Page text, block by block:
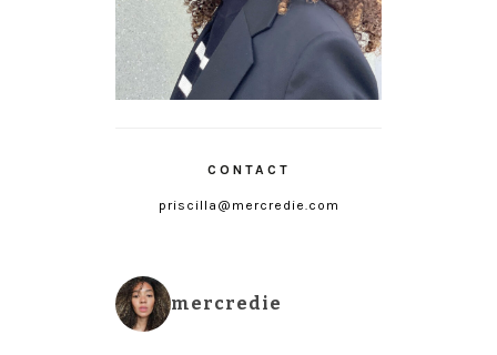
CONTACT
priscilla@mercredie.com
mercredie